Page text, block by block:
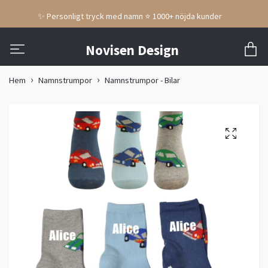
✨ Personligt tryck med namn ⭐ 1000+ nöjda kunder
Novisen Design
Hem Namnstrumpor Namnstrumpor - Bilar